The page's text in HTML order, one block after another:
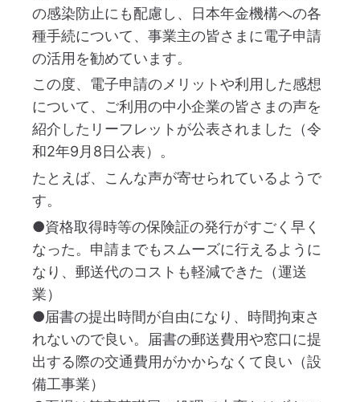
の感染防止にも配慮し、日本年金機構への各
種手続について、事業主の皆さまに電子申請
の活用を勧めています。
この度、電子申請のメリットや利用した感想
について、ご利用の中小企業の皆さまの声を
紹介したリーフレットが公表されました（令
和2年9月8日公表）。
たとえば、こんな声が寄せられているようで
す。
●資格取得時等の保険証の発行がすごく早く
なった。申請までもスムーズに行えるように
なり、郵送代のコストも軽減できた（運送
業）
●届書の提出時間が自由になり、時間拘束さ
れないので良い。届書の郵送費用や窓口に提
出する際の交通費用がかからなくて良い（設
備工事業）